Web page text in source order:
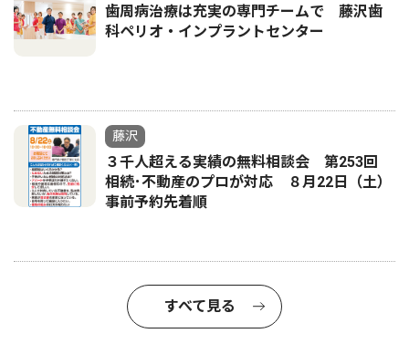
歯周病治療は充実の専門チームで 藤沢歯
科ペリオ・インプラントセンター
藤沢
３千人超える実績の無料相談会 第253回
相続･不動産のプロが対応 ８月22日（土）
事前予約先着順
すべて見る